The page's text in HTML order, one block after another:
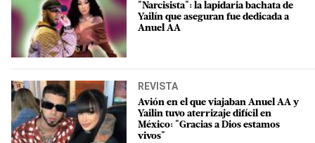
"Narcisista": la lapidaria bachata de
Yailín que aseguran fue dedicada a
Anuel AA
REVISTA
Avión en el que viajaban Anuel AA y
Yailin tuvo aterrizaje difícil en
México: "Gracias a Dios estamos
vivos"